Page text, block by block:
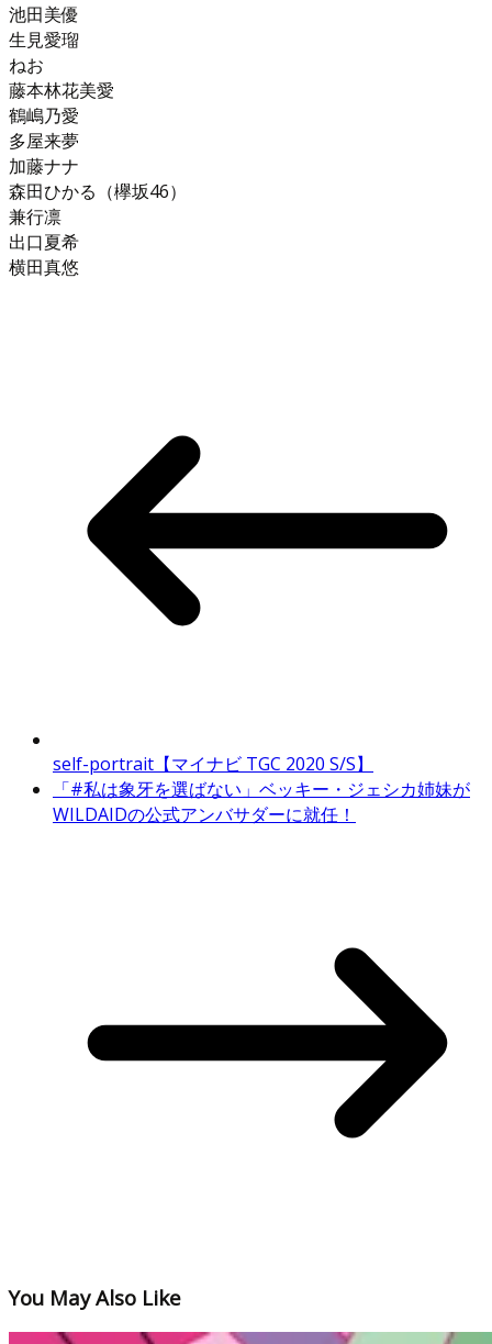
池田美優
生見愛瑠
ねお
藤本林花美愛
鶴嶋乃愛
多屋来夢
加藤ナナ
森田ひかる（欅坂46）
兼行凛
出口夏希
横田真悠
self-portrait【マイナビ TGC 2020 S/S】
「#私は象牙を選ばない」ベッキー・ジェシカ姉妹が
WILDAIDの公式アンバサダーに就任！
You May Also Like